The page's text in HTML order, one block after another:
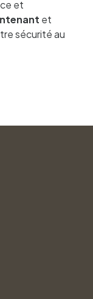
et
et
sécurité au